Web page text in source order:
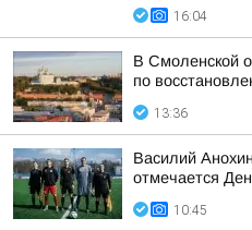
16:04
В Смоленской
по
13:36
Василий
отмечается
10:45